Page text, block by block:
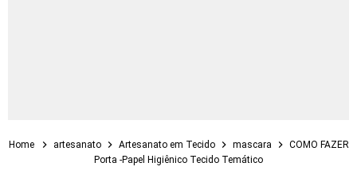
Home artesanato Artesanato em Tecido mascara
COMO FAZER
Porta -Papel Higiênico Tecido Temático